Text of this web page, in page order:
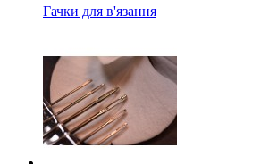
Гачки для в'язання